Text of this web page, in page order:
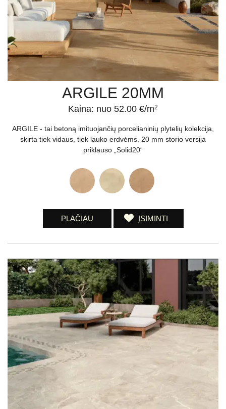
ARGILE 20MM
Kaina: nuo 52.00 €/m2
ARGILE - tai betoną imituojančių porcelianinių plytelių kolekcija,
skirta tiek vidaus, tiek lauko erdvėms. 20 mm storio versija
priklauso „Solid20“
PLAČIAU ĮSIMINTI